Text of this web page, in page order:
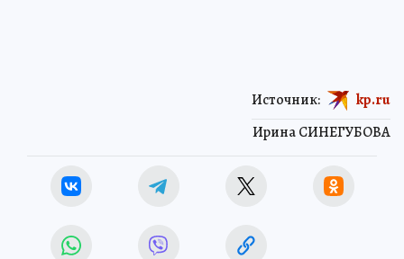
Ирина СИНЕГУБОВА
Источник: kp.ru